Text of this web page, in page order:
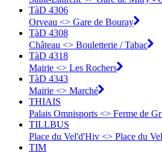
TàD 4306
Orveau <> Gare de Bouray
TàD 4308
Château <> Bouletterie / Tabac
TàD 4318
Mairie <> Les Rochers
TàD 4343
Mairie <> Marché
THIAIS
Palais Omnisports <> Ferme de
TILLBUS
Place du Vel'd'Hiv <> Place du
TIM